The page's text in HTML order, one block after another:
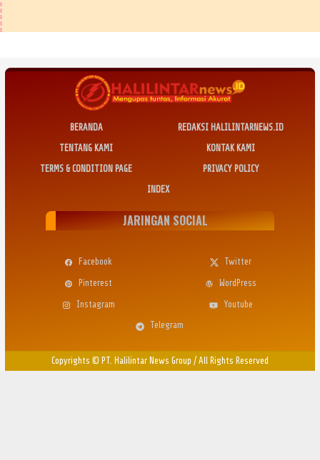
BERANDA
REDAKSI HALILINTARNEWS.ID
TENTANG KAMI
KONTAK KAMI
TERMS & CONDITION PAGE
PRIVACY POLICY
INDEX
JARINGAN SOCIAL
Facebook
Twitter
Pinterest
WordPress
Instagram
Youtube
Telegram
Copyrights © PT. Halilintar News Group / All Rights Reserved